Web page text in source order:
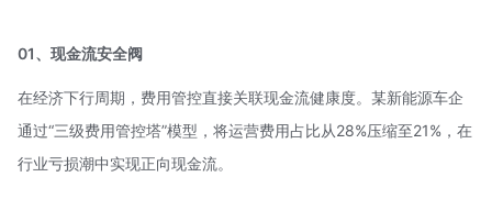
01、现金流安全阀
在经济下行周期，费用管控直接关联现金流健康度。某新能源车企
通过“三级费用管控塔”模型，将运营费用占比从28%压缩至21%，在
行业亏损潮中实现正向现金流。